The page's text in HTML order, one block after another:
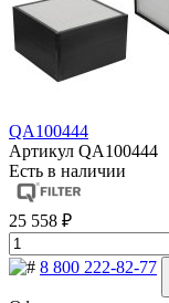
QA100444
Артикул QA100444
Есть в наличии
25 558 ₽
8 800 222-82-77